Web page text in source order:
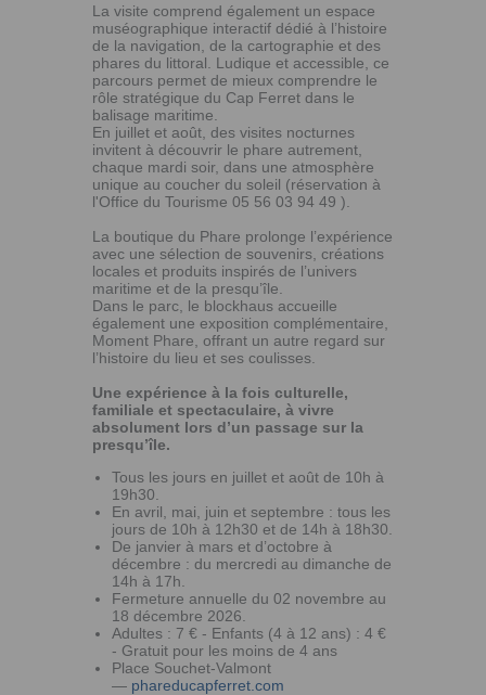
La visite comprend également un espace
muséographique interactif dédié à l’histoire
de la navigation, de la cartographie et des
phares du littoral. Ludique et accessible, ce
parcours permet de mieux comprendre le
rôle stratégique du Cap Ferret dans le
balisage maritime.
En juillet et août, des visites nocturnes
invitent à découvrir le phare autrement,
chaque mardi soir, dans une atmosphère
unique au coucher du soleil (réservation à
l'Office du Tourisme 05 56 03 94 49 ).
La boutique du Phare prolonge l’expérience
avec une sélection de souvenirs, créations
locales et produits inspirés de l’univers
maritime et de la presqu’île.
Dans le parc, le blockhaus accueille
également une exposition complémentaire,
Moment Phare, offrant un autre regard sur
l’histoire du lieu et ses coulisses.
Une expérience à la fois culturelle,
familiale et spectaculaire, à vivre
absolument lors d’un passage sur la
presqu’île.
Tous les jours en juillet et août de 10h à
19h30.
En avril, mai, juin et septembre : tous les
jours de 10h à 12h30 et de 14h à 18h30.
De janvier à mars et d’octobre à
décembre : du mercredi au dimanche de
14h à 17h.
Fermeture annuelle du 02 novembre au
18 décembre 2026.
Adultes : 7 € - Enfants (4 à 12 ans) : 4 €
- Gratuit pour les moins de 4 ans
Place Souchet-Valmont
— phareducapferret.com